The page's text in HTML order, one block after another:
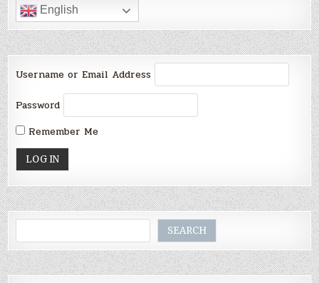
English
Username or Email Address
Password
Remember Me
SEARCH